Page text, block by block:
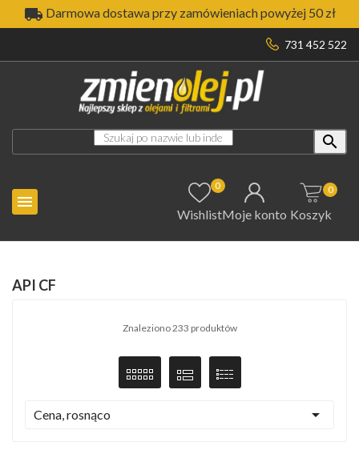
 Darmowa dostawa przy zamówieniach powyżej 50 zł
731 452 522


0
WishlistMoje konto Koszyk
0
API CF
Znaleziono 233 produktów
Cena, rosnąco 